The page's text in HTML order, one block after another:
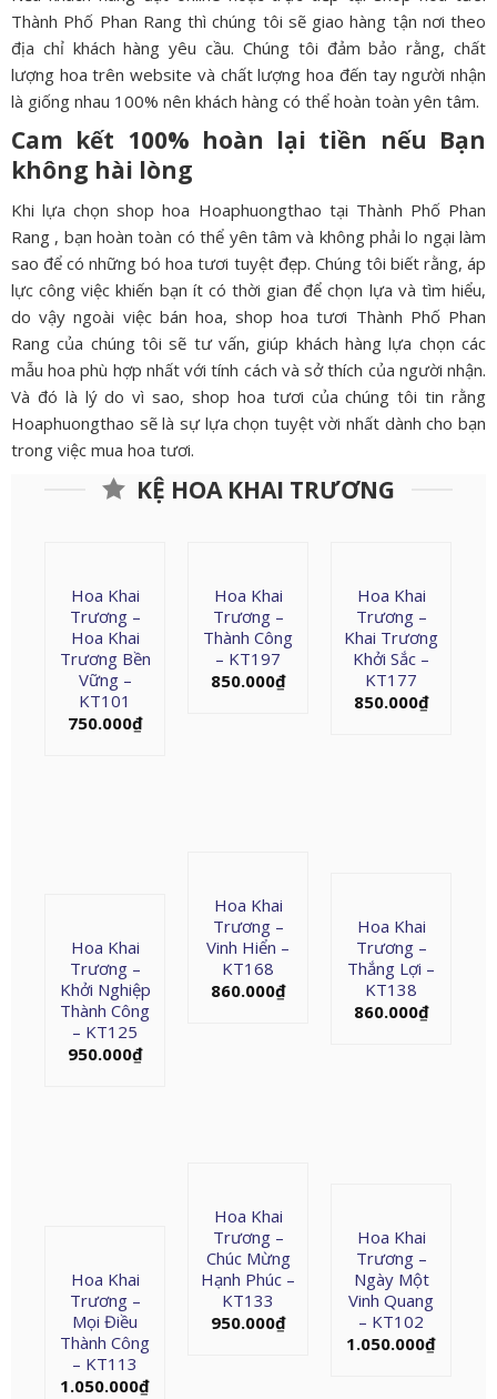
Thành Phố Phan Rang thì chúng tôi sẽ giao hàng tận nơi theo
địa chỉ khách hàng yêu cầu. Chúng tôi đảm bảo rằng, chất
lượng hoa trên website và chất lượng hoa đến tay người nhận
là giống nhau 100% nên khách hàng có thể hoàn toàn yên tâm.
Cam kết 100% hoàn lại tiền nếu Bạn
không hài lòng
Khi lựa chọn shop hoa Hoaphuongthao tại Thành Phố Phan
Rang , bạn hoàn toàn có thể yên tâm và không phải lo ngại làm
sao để có những bó hoa tươi tuyệt đẹp. Chúng tôi biết rằng, áp
lực công việc khiến bạn ít có thời gian để chọn lựa và tìm hiểu,
do vậy ngoài việc bán hoa, shop hoa tươi Thành Phố Phan
Rang của chúng tôi sẽ tư vấn, giúp khách hàng lựa chọn các
mẫu hoa phù hợp nhất với tính cách và sở thích của người nhận.
Và đó là lý do vì sao, shop hoa tươi của chúng tôi tin rằng
Hoaphuongthao sẽ là sự lựa chọn tuyệt vời nhất dành cho bạn
trong việc mua hoa tươi.
KỆ HOA KHAI TRƯƠNG
Hoa Khai
Trương –
Hoa Khai
Trương Bền
Vững –
KT101
750.000₫
Hoa Khai
Trương –
Thành Công
– KT197
850.000₫
Hoa Khai
Trương –
Khai Trương
Khởi Sắc –
KT177
850.000₫
Hoa Khai
Trương –
Vinh Hiển –
KT168
860.000₫
Hoa Khai
Trương –
Thắng Lợi –
KT138
860.000₫
Hoa Khai
Trương –
Khởi Nghiệp
Thành Công
– KT125
950.000₫
Hoa Khai
Trương –
Chúc Mừng
Hạnh Phúc –
KT133
950.000₫
Hoa Khai
Trương –
Ngày Một
Vinh Quang
– KT102
1.050.000₫
Hoa Khai
Trương –
Mọi Điều
Thành Công
– KT113
1.050.000₫